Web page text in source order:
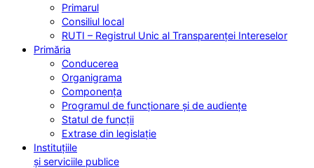
Primarul
Consiliul local
RUTI – Registrul Unic al Transparenței Intereselor
Primăria
Conducerea
Organigrama
Componența
Programul de funcționare și de audiențe
Statul de funcții
Extrase din legislație
Instituțiile
și serviciile publice